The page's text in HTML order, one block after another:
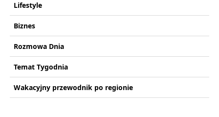
Lifestyle
Biznes
Rozmowa Dnia
Temat Tygodnia
Wakacyjny przewodnik po regionie